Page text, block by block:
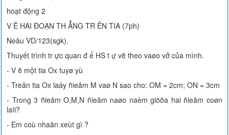
hoạt động 2
V Ẽ HAI ĐOẠN TH ẲNG TR ÊN TIA (7ph)
Neâu VD/123(sgk).
Thuyết trình tr ực quan đ ể HS t ự vẽ theo vaøo vở của mình.
- V ẽ một tia Ox tuyø yù
- Treân tia Ox laáy ñieåm M vaø N sao cho: OM = 2cm; ON = 3cm
- Trong 3 ñieåm O,M,N ñieåm naøo naèm giöõa hai ñieåm coøn
laïi?
- Em coù nhaän xeùt gì ?